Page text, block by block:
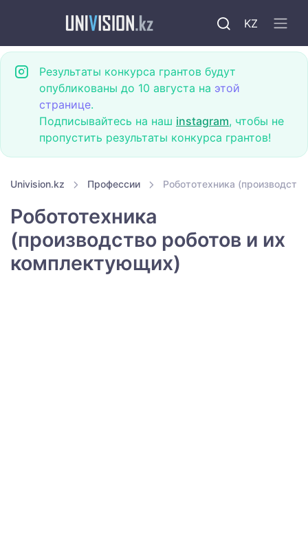
KZ
Результаты конкурса грантов будут
опубликованы до 10 августа на этой
странице.
Подписывайтесь на наш instagram, чтобы не
пропустить результаты конкурса грантов!
Univision.kz Профессии Робототехника
Робототехника
(производство роботов и их
комплектующих)